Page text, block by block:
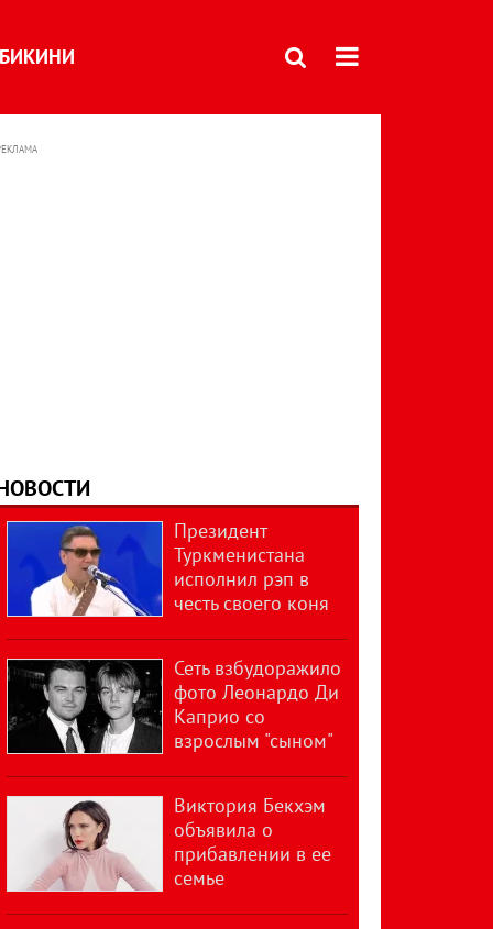
БИКИНИ
Президент
Туркменистана
исполнил рэп в
честь своего коня
Сеть взбудоражило
фото Леонардо Ди
Каприо со
взрослым "сыном"
Виктория Бекхэм
объявила о
прибавлении в ее
семье